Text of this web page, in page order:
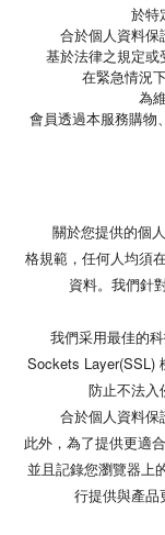
於特
合於個人資料保
基於法律之規定或
在緊急情況
為
會員透過本服務購物
關於您提供的個人
格規範，任何人均須
資料。我們針
我們采用最佳的
Sockets Layer(SSL)
防止不法入
合於個人資料保
此外，為了提供更適
並且記錄您瀏覽器上
行提供與產品